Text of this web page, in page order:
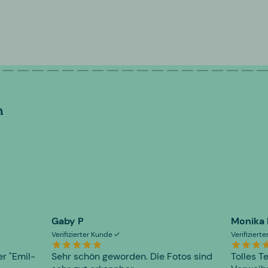
"Emil-
Gaby P
Verifizierter Kunde
Sehr schön geworden. Die Fotos sind
Monika
Tolles